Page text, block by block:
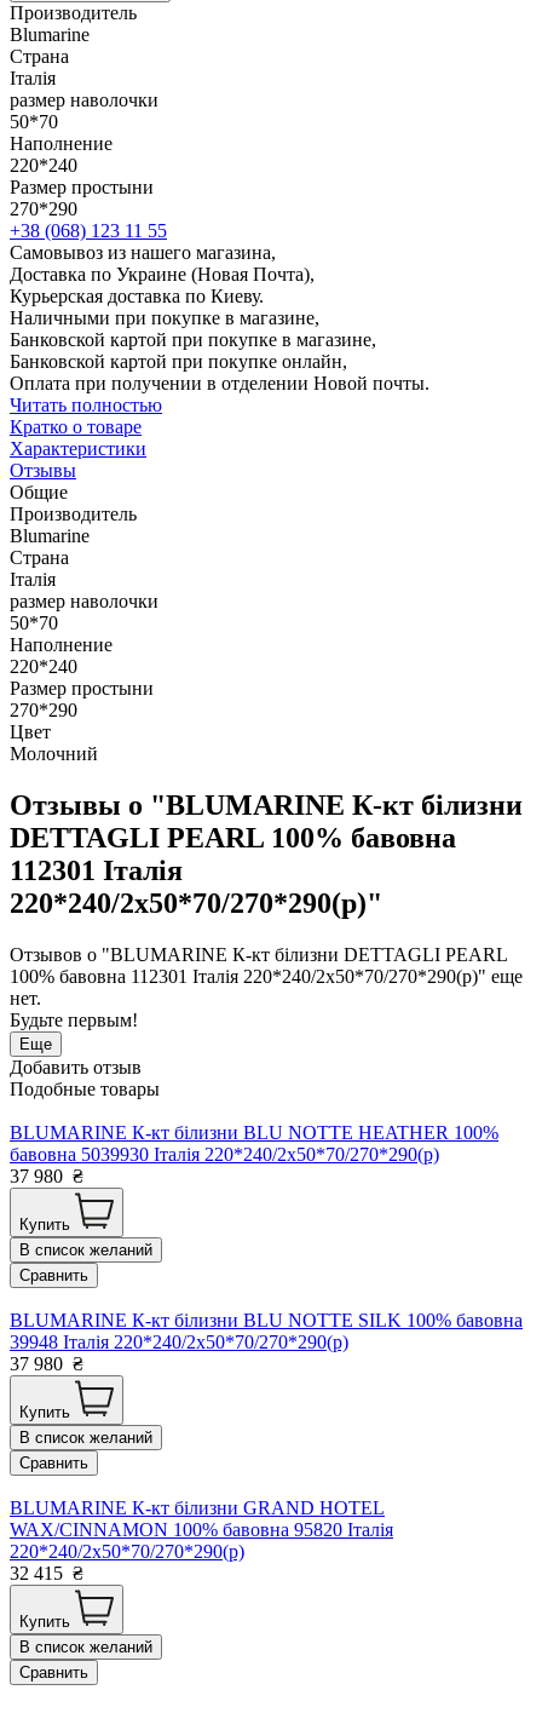
Производитель
Blumarine
Страна
Італія
размер наволочки
50*70
Наполнение
220*240
Размер простыни
270*290
+38 (068) 123 11 55
Самовывоз из нашего магазина,
Доставка по Украине (Новая Почта),
Курьерская доставка по Киеву.
Наличными при покупке в магазине,
Банковской картой при покупке в магазине,
Банковской картой при покупке онлайн,
Оплата при получении в отделении Новой почты.
Читать полностью
Кратко о товаре
Характеристики
Отзывы
Общие
Производитель
Blumarine
Страна
Італія
размер наволочки
50*70
Наполнение
220*240
Размер простыни
270*290
Цвет
Молочний
Отзывы о "BLUMARINE К-кт білизни
DETTAGLI PEARL 100% бавовна
112301 Італія
220*240/2х50*70/270*290(р)"
Отзывов о "BLUMARINE К-кт білизни DETTAGLI PEARL
100% бавовна 112301 Італія 220*240/2х50*70/270*290(р)" еще
нет.
Будьте первым!
Еще
Добавить отзыв
Подобные товары
BLUMARINE К-кт білизни BLU NOTTE HEATHER 100%
бавовна 5039930 Італія 220*240/2х50*70/270*290(р)
37 980 ₴
Купить
В список желаний
Сравнить
BLUMARINE К-кт білизни BLU NOTTE SILK 100% бавовна
39948 Італія 220*240/2х50*70/270*290(р)
37 980 ₴
Купить
В список желаний
Сравнить
BLUMARINE К-кт білизни GRAND HOTEL
WAX/CINNAMON 100% бавовна 95820 Італія
220*240/2х50*70/270*290(р)
32 415 ₴
Купить
В список желаний
Сравнить